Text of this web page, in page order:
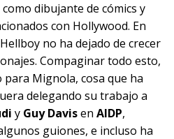
dibujante de cómics y
con Hollywood. En
no ha dejado de crecer
Compaginar todo esto,
Mignola, cosa que ha
delegando su trabajo a
y Guy Davisen AIDP,
guiones, e incluso ha